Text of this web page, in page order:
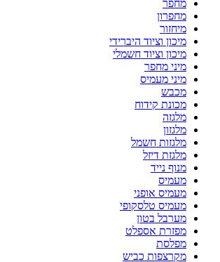
מחפר
מחפרון
מיחזור
מיכון וציוד היברידי
מיכון וציוד חשמלי
מיני מחפר
מיני מעמיס
מכבש
מכונת קידוח
מלגזה
מלגזון
מלגזות חשמל
מלגזת דיזל
מנוף נייד
מעמיס
מעמיס אופני
מעמיס טלסקופי
מערבל בטון
מפזרת אספלט
מפלסת
מקרצפות כביש